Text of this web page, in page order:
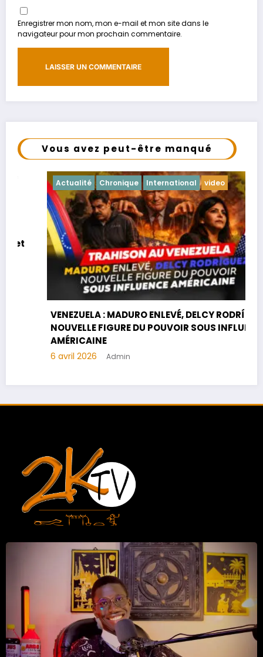
Enregistrer mon nom, mon e-mail et mon site dans le
navigateur pour mon prochain commentaire.
Vous avez peut-être manqué
Actualité Chronique International video
VENEZUELA : MADURO ENLEVÉ, DELCY RODRÍGUEZ,
NOUVELLE FIGURE DU POUVOIR SOUS INFLUENCE
AMÉRICAINE
6 avril 2026 Admin